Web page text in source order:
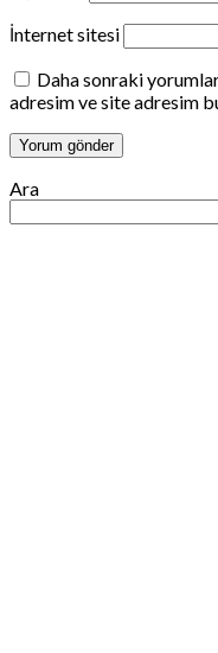
İnternet sitesi
Daha sonraki
adresim ve site adresim
Ara